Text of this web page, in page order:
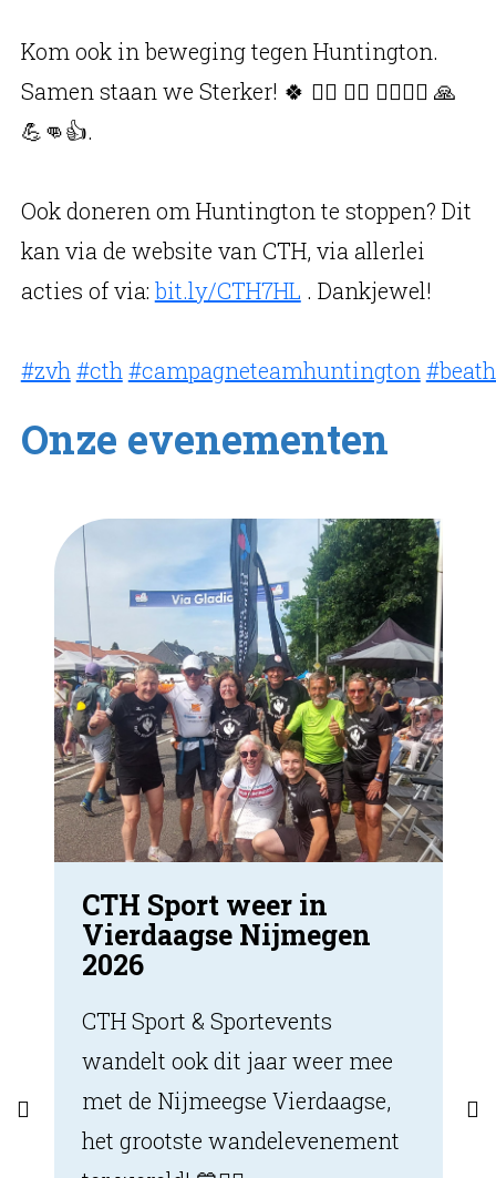
Kom ook in beweging tegen Huntington.
Samen staan we Sterker! 🍀 🏃‍♀️ 🏃‍♂️ 🚴‍♀️🚴‍♂️ 🙏
💪👊👍.
Ook doneren om Huntington te stoppen? Dit
kan via de website van CTH, via allerlei
acties of via: bit.ly/CTH7HL . Dankjewel!
#zvh #cth #campagneteamhuntington
Onze evenementen
CTH Sport weer in
Vierdaagse Nijmegen
2026
CTH Sport & Sportevents
wandelt ook dit jaar weer mee
met de Nijmeegse Vierdaagse,
het grootste wandelevenement